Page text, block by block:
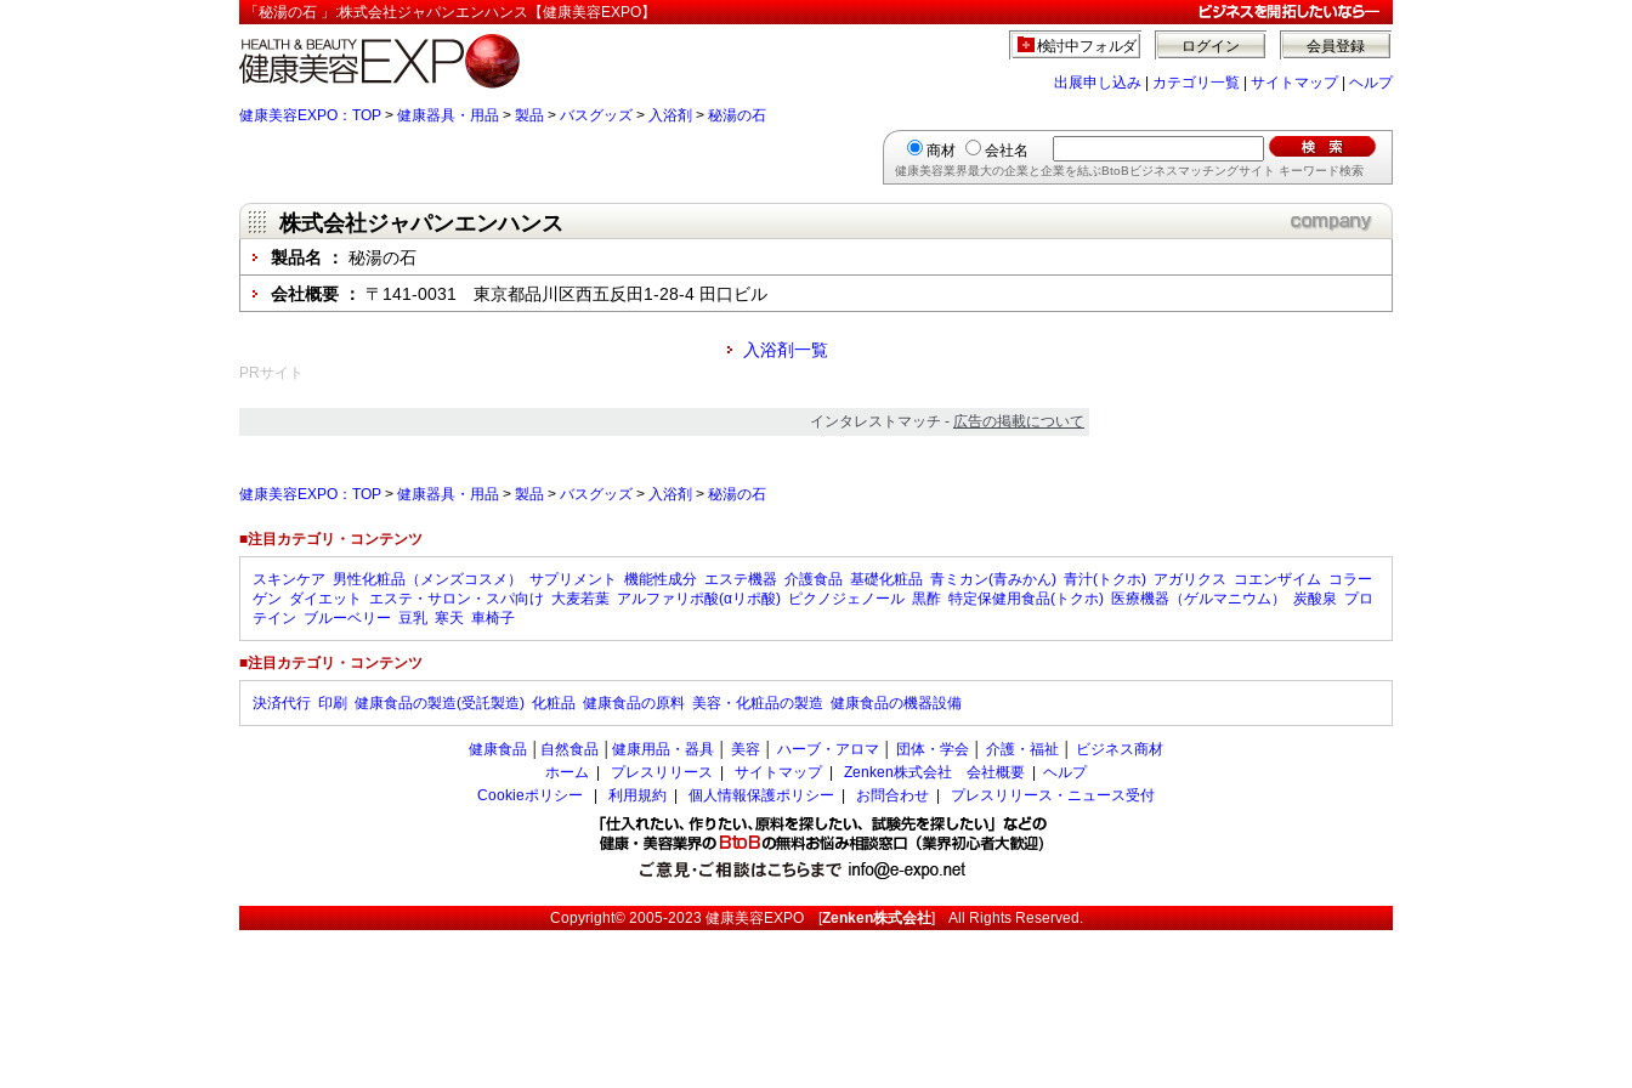
「秘湯の石 」:株式会社ジャパンエンハンス【健康美容EXPO】
会員登録
ログイン
検討中フォルダ
出展申し込み カテゴリ一覧 サイトマップ| ヘルプ
健康美容EXPO：TOP > 健康器具・用品 > 製品 > バスグッズ > 入浴剤 > 秘湯の石
商材 会社名
健康美容業界最大の企業と企業を結ぶBtoBビジネスマッチングサイト キーワード検索
株式会社ジャパンエンハンス
製品名 ： 秘湯の石
会社概要 ： 〒141-0031 東京都品川区西五反田1-28-4 田口ビル
入浴剤一覧
PRサイト
インタレストマッチ - 広告の掲載について
健康美容EXPO：TOP > 健康器具・用品 > 製品 > バスグッズ > 入浴剤 > 秘湯の石
■注目カテゴリ・コンテンツ
スキンケア 男性化粧品（メンズコスメ） サプリメント 機能性成分 エステ機器 介護食品 基礎化粧品 青ミカン(青みかん) 青汁(トクホ) アガリクス コエンザイム コラー
ゲン ダイエット エステ・サロン・スパ向け 大麦若葉 アルファリポ酸(αリポ酸) ピクノジェノール 黒酢 特定保健用食品(トクホ) 医療機器（ゲルマニウム） 炭酸泉 プロ
テイン ブルーベリー 豆乳 寒天 車椅子
■注目カテゴリ・コンテンツ
決済代行 印刷 健康食品の製造(受託製造) 化粧品 健康食品の原料 美容・化粧品の製造 健康食品の機器設備
健康食品 自然食品 健康用品・器具 美容 ハーブ・アロマ 団体・学会 介護・福祉
ビジネス商材
ホーム
プレスリリース サイトマップ| Zenken株式会社 会社概要
ヘルプ
Cookieポリシー
利用規約 個人情報保護ポリシー お問合わせ プレスリリース・ニュース受付
Copyright© 2005-2023健康美容EXPO[Zenken株式会社] All Rights Reserved.